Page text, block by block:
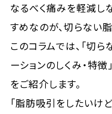
なるべく痛みを軽減し
すめなのが、切らない脂
このコラムでは、「切
ーションのしくみ・特
をご紹介します。
「脂肪吸引をしたいけ